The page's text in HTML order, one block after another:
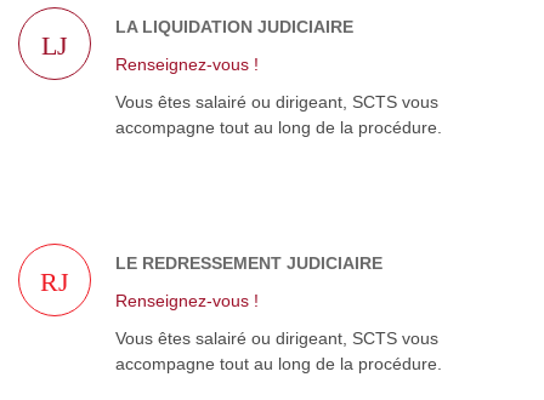
LA LIQUIDATION JUDICIAIRE
LJ
Renseignez-vous !
Vous êtes salairé ou dirigeant, SCTS vous
accompagne tout au long de la procédure.
LE REDRESSEMENT JUDICIAIRE
RJ
Renseignez-vous !
Vous êtes salairé ou dirigeant, SCTS vous
accompagne tout au long de la procédure.